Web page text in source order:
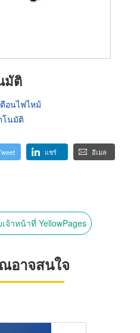
มัติ
อนไฟไหม้
โนมัติ
แชร์ อีเมล
จ้าหน้าที่ YellowPages
อาจสนใจ